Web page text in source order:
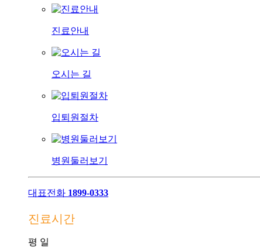
진료안내
오시는 길
입퇴원절차
병원둘러보기
대표전화 1899-0333
진료시간
평 일